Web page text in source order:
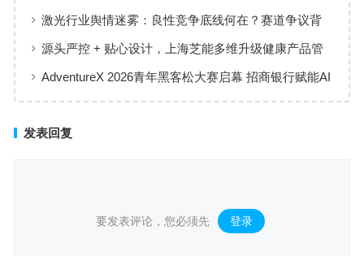
者认可
激光行业舆情迷雾：良性竞争底线何在？赛道争议背
后值得深思
源头严控 + 贴心设计，上海芝能多维升级健康产品管
AdventureX 2026青年黑客松大赛启幕 招商银行赋能AI
发表回复
要发表评论，您必须先 登录 。